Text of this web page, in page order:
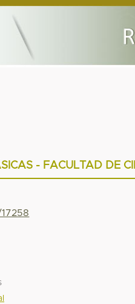
- FACULTAD DE